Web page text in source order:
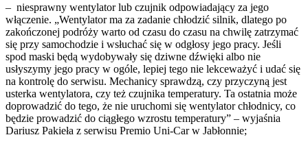
– niesprawny wentylator lub czujnik odpowiadający za jego
włączenie. „Wentylator ma za zadanie chłodzić silnik, dlatego po
zakończonej podróży warto od czasu do czasu na chwilę zatrzymać
się przy samochodzie i wsłuchać się w odgłosy jego pracy. Jeśli
spod maski będą wydobywały się dziwne dźwięki albo nie
usłyszymy jego pracy w ogóle, lepiej tego nie lekceważyć i udać się
na kontrolę do serwisu. Mechanicy sprawdzą, czy przyczyną jest
usterka wentylatora, czy też czujnika temperatury. Ta ostatnia może
doprowadzić do tego, że nie uruchomi się wentylator chłodnicy, co
będzie prowadzić do ciągłego wzrostu temperatury” – wyjaśnia
Dariusz Pakieła z serwisu Premio Uni-Car w Jabłonnie;